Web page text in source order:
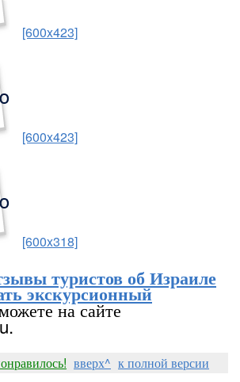
[600x423]
[600x423]
[600x318]
туристов об Израиле
экскурсионный
на сайте
вверх^ к полной версии